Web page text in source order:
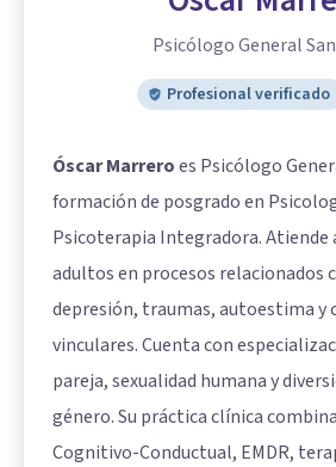
Psicólogo General
Profesional verificado
Óscar Marreroes Psicólogo
formación de posgrado en
Psicoterapia Integradora. Atiende
adultos en procesos relacionados
depresión, traumas, autoestima y
vinculares. Cuenta con
pareja, sexualidad humana y
género. Su práctica clínica
Cognitivo-Conductual, EMDR,